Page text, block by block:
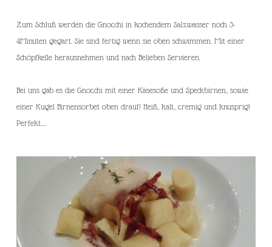
Zum Schluß werden die Gnocchi in kochendem Salzwasser noch 3-
4Minuten gegart. Sie sind fertig wenn sie oben schwimmen. Mit einer
Schöpfkelle herausnehmen und nach Belieben Servieren.
Bei uns gab es die Gnocchi mit einer Käsesoße und Speckbirnen, sowie
einer Kugel Birnensorbet oben drauf! Heiß, kalt, cremig und knusprig!
Perfekt….